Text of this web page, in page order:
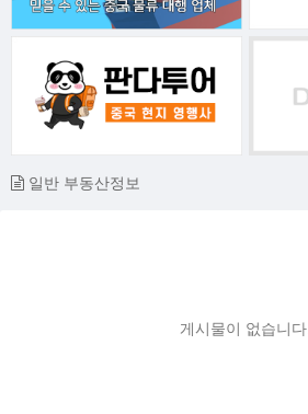
일반 부동산정보
게시물이 없습니다.